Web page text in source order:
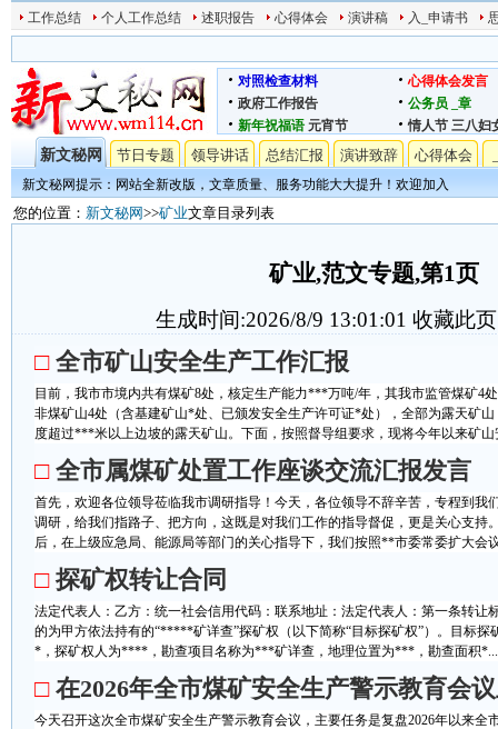
工作总结 个人工作总结 述职报告 心得体会 演讲稿 入_申请书
对照检查材料
心得体会发言
政府工作报告
公务员
_章
新年祝福语 元宵节 情人节 三八妇
新文秘网 节日专题 领导讲话 总结汇报 演讲致辞 心得体会
新文秘网提示：网站全新改版，文章质量、服务功能大大提升！欢迎加入
您的位置： 新文秘网>>矿业文章目录列表
矿业,范文专题,第1页
生成时间:2026/8/9 13:01:01 收藏此页
□ 全市矿山安全生产工作汇报
目前，我市市境内共有煤矿8处，核定生产能力***万吨/年，其我市监管煤矿4
非煤矿山4处（含基建矿山*处、已颁发安全生产许可证*处），全部为露天矿
度超过***米以上边坡的露天矿山。下面，按照督导组要求，现将今年以来矿山
□ 全市属煤矿处置工作座谈交流汇报发言
首先，欢迎各位领导莅临我市调研指导！今天，各位领导不辞辛苦，专程到我
调研，给我们指路子、把方向，这既是对我们工作的指导督促，更是关心支持
后，在上级应急局、能源局等部门的关心指导下，我们按照**市委常委扩大会
□ 探矿权转让合同
法定代表人：乙方：统一社会信用代码：联系地址：法定代表人：第一条转让
的为甲方依法持有的“*****矿详查”探矿权（以下简称“目标探矿权”）。目标
*，探矿权人为****，勘查项目名称为***矿详查，地理位置为***，勘查面积*...
□ 在2026年全市煤矿安全生产警示教育会
今天召开这次全市煤矿安全生产警示教育会议，主要任务是复盘2026年以来全